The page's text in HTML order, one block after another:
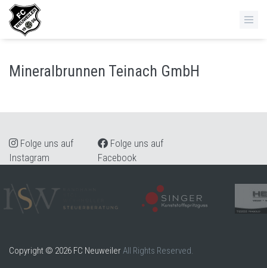
Mineralbrunnen Teinach GmbH
Folge uns auf
Instagram
Folge uns auf
Facebook
Copyright © 2026 FC NeuweilerAll Rights Reserved.